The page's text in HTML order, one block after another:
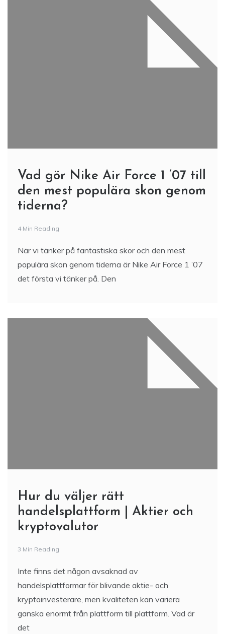
Vad gör Nike Air Force 1 ’07 till
den mest populära skon genom
tiderna?
4 Min Reading
När vi tänker på fantastiska skor och den mest
populära skon genom tiderna är Nike Air Force 1 ’07
det första vi tänker på. Den
Hur du väljer rätt
handelsplattform | Aktier och
kryptovalutor
3 Min Reading
Inte finns det någon avsaknad av
handelsplattformar för blivande aktie- och
kryptoinvesterare, men kvaliteten kan variera
ganska enormt från plattform till plattform. Vad är
det